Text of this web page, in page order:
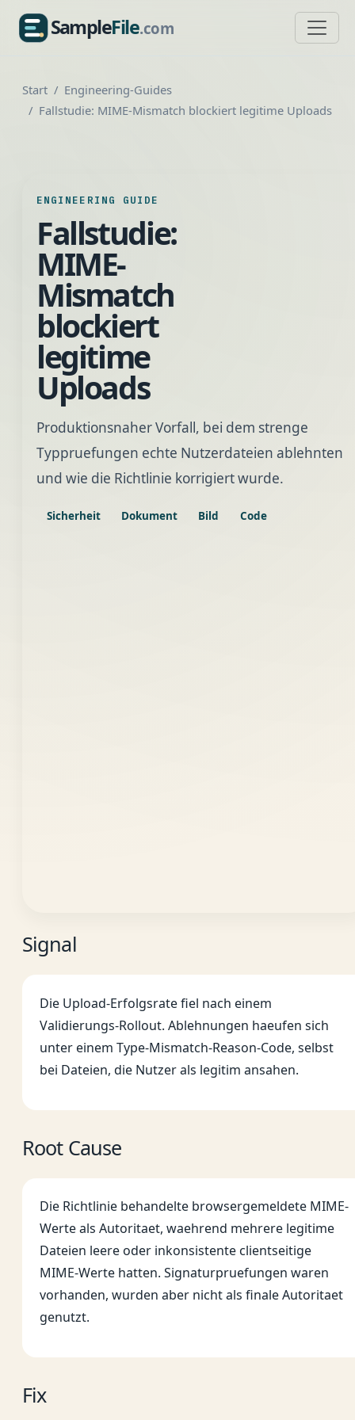
SampleFile.com
SampleFile.com
Start
Engineering-Guides
Fallstudie: MIME-Mismatch blockiert legitime Uploads
ENGINEERING GUIDE
Fallstudie:
MIME-
Mismatch
blockiert
legitime
Uploads
Produktionsnaher Vorfall, bei dem strenge
Typpruefungen echte Nutzerdateien ablehnten
und wie die Richtlinie korrigiert wurde.
Sicherheit Dokument Bild Code
Signal
Die Upload-Erfolgsrate fiel nach einem
Validierungs-Rollout. Ablehnungen haeufen sich
unter einem Type-Mismatch-Reason-Code, selbst
bei Dateien, die Nutzer als legitim ansahen.
Root Cause
Die Richtlinie behandelte browsergemeldete MIME-
Werte als Autoritaet, waehrend mehrere legitime
Dateien leere oder inkonsistente clientseitige
MIME-Werte hatten. Signaturpruefungen waren
vorhanden, wurden aber nicht als finale Autoritaet
genutzt.
Fix